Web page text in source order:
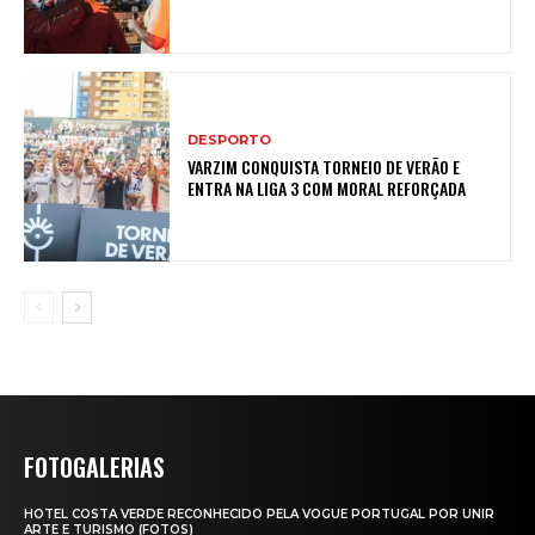
DESPORTO
VARZIM CONQUISTA TORNEIO DE VERÃO E
ENTRA NA LIGA 3 COM MORAL REFORÇADA
FOTOGALERIAS
HOTEL COSTA VERDE RECONHECIDO PELA VOGUE PORTUGAL POR UNIR
ARTE E TURISMO (FOTOS)